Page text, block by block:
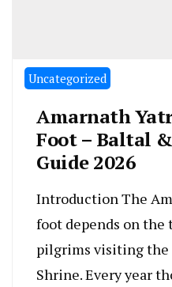
Uncategorized
Amarnath
Foot – Baltal
Guide 2026
Introduction The
foot depends on the
pilgrims visiting the
Shrine. Every year